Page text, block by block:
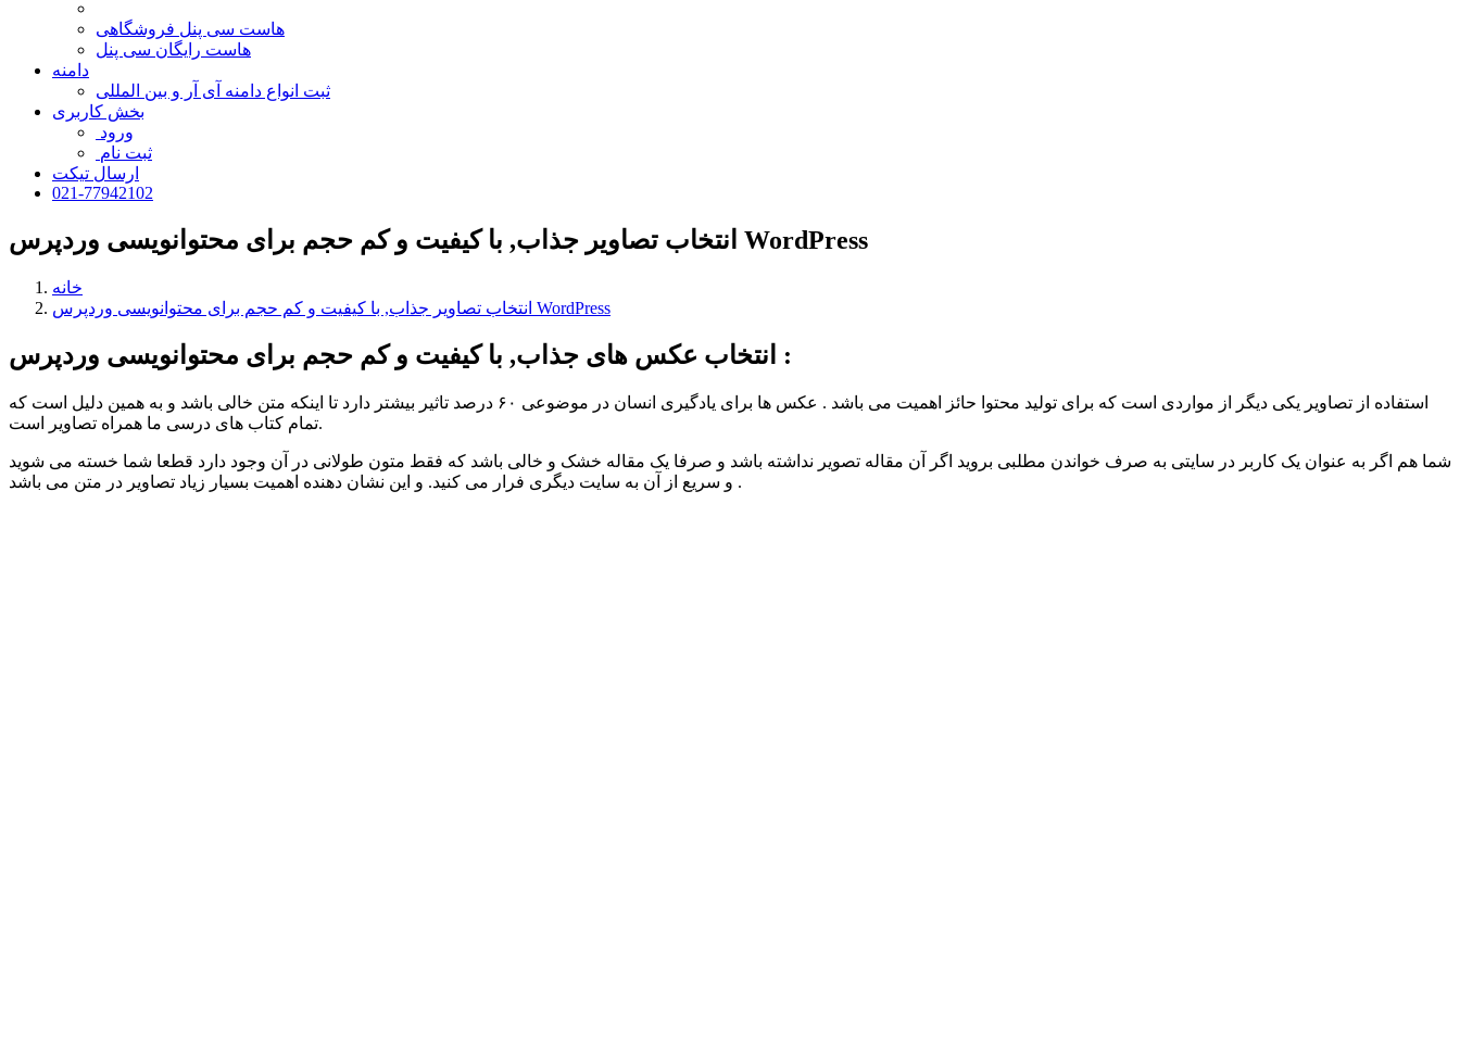
هاست سی پنل فروشگاهی
هاست رایگان سی پنل
دامنه
ثبت انواع دامنه آی آر و بین المللی
بخش کاربری
ورود
ثبت نام
ارسال تیکت
021-77942102
انتخاب تصاویر جذاب, با کیفیت و کم حجم برای محتوانویسی وردپرس WordPress
خانه
انتخاب تصاویر جذاب, با کیفیت و کم حجم برای محتوانویسی وردپرس WordPress
انتخاب عکس های جذاب, با کیفیت و کم حجم برای محتوانویسی وردپرس :
استفاده از تصاویر یکی دیگر از مواردی است که برای تولید محتوا حائز اهمیت می باشد . عکس ها برای یادگیری انسان در موضوعی ۶۰ درصد تاثیر بیشتر دارد تا اینکه متن خالی باشد و به همین دلیل است که
تمام کتاب های درسی ما همراه تصاویر است.
شما هم اگر به عنوان یک کاربر در سایتی به صرف خواندن مطلبی بروید اگر آن مقاله تصویر نداشته باشد و صرفا یک مقاله خشک و خالی باشد که فقط متون طولانی در آن وجود دارد قطعا شما خسته می شوید
و سریع از آن به سایت دیگری فرار می کنید. و این نشان دهنده اهمیت بسیار زیاد تصاویر در متن می باشد .